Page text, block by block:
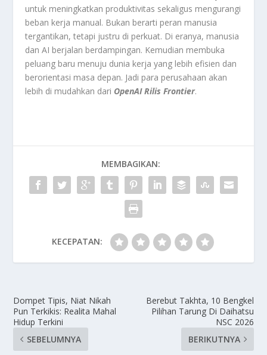
untuk meningkatkan produktivitas sekaligus mengurangi
beban kerja manual. Bukan berarti peran manusia
tergantikan, tetapi justru di perkuat. Di eranya, manusia
dan AI berjalan berdampingan. Kemudian membuka
peluang baru menuju dunia kerja yang lebih efisien dan
berorientasi masa depan. Jadi para perusahaan akan
lebih di mudahkan dari OpenAI Rilis Frontier.
MEMBAGIKAN:
KECEPATAN:
Dompet Tipis, Niat Nikah
Pun Terkikis: Realita Mahal
Hidup Terkini
SEBELUMNYA
Berebut Takhta, 10 Bengkel
Pilihan Tarung Di Daihatsu
NSC 2026
BERIKUTNYA